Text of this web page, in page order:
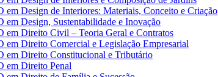
em Design de Interiores: Materiais, Conceito e Criação
em Design, Sustentabilidade e Inovação
em Direito Civil – Teoria Geral e Contratos
em Direito Comercial e Legislação Empresarial
em Direito Constitucional e Tributário
em Direito Penal